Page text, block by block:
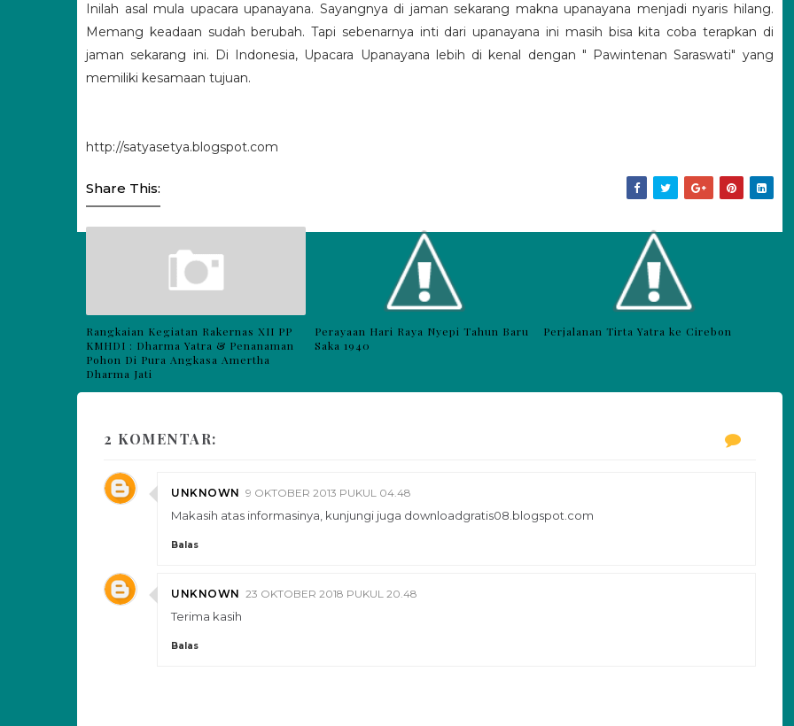
Inilah asal mula upacara upanayana. Sayangnya di jaman sekarang makna upanayana menjadi nyaris hilang.
Memang keadaan sudah berubah. Tapi sebenarnya inti dari upanayana ini masih bisa kita coba terapkan di
jaman sekarang ini. Di Indonesia, Upacara Upanayana lebih di kenal dengan " Pawintenan Saraswati" yang
memiliki kesamaan tujuan.
http://satyasetya.blogspot.com
Share This:
Rangkaian Kegiatan Rakernas XII PP
KMHDI : Dharma Yatra & Penanaman
Pohon Di Pura Angkasa Amertha
Dharma Jati
Perayaan Hari Raya Nyepi Tahun Baru
Saka 1940
Perjalanan Tirta Yatra ke Cirebon
2 KOMENTAR:
UNKNOWN 9 OKTOBER 2013 PUKUL 04.48
Makasih atas informasinya, kunjungi juga downloadgratis08.blogspot.com
Balas
UNKNOWN 23 OKTOBER 2018 PUKUL 20.48
Terima kasih
Balas